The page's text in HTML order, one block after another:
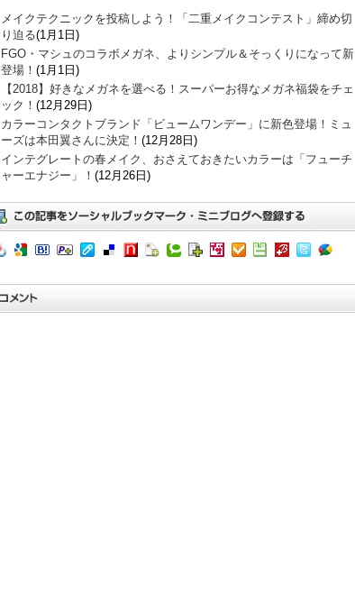
メイクテクニックを投稿しよう！「二重メイクコンテスト」締め切
り迫る(1月1日)
FGO・マシュのコラボメガネ、よりシンプル＆そっくりになって新
登場！ (1月1日)
【2018】好きなメガネを選べる！スーパーお得なメガネ福袋をチェ
ック！ (12月29日)
カラーコンタクトブランド「ビュームワンデー」に新色登場！ミュ
ーズは本田翼さんに決定！ (12月28日)
インテグレートの春メイク、おさえておきたいカラーは「フューチ
ャーエナジー」！ (12月26日)